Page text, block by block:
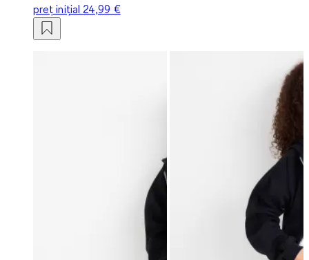
preț inițial 24,99 €